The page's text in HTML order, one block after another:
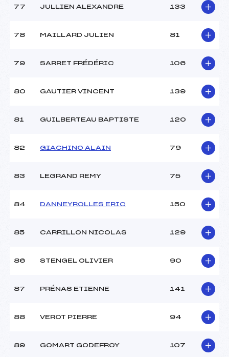
77 JULLIEN ALEXANDRE 133
78 MAILLARD JULIEN 81
79 SARRET FRÉDÉRIC 106
80 GAUTIER VINCENT 139
81 GUILBERTEAU BAPTISTE 120
82 GIACHINO ALAIN 79
83 LEGRAND REMY 75
84 DANNEYROLLES ERIC 150
85 CARRILLON NICOLAS 129
86 STENGEL OLIVIER 90
87 PRÉNAS ETIENNE 141
88 VEROT PIERRE 94
89 GOMART GODEFROY 107